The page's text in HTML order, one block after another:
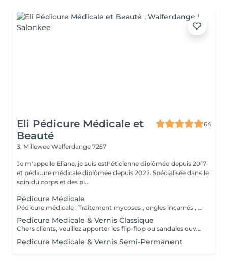
Eli Pédicure Médicale et
Beauté
64
3, Millewee Walferdange 7257
Je m'appelle Eliane, je suis esthéticienne diplômée depuis 2017
et pédicure médicale diplômée depuis 2022. Spécialisée dans le
soin du corps et des pi...
Pédicure Médicale
Pédicure médicale : Traitement mycoses , ongles incarnés , corrections des ongles en plicature , ongles en tuile de provence , en volute, durillons, cors ,callosités, crevasses, pied d'athlète et tous les affections. Le prix varie en fonction du problème.
Pedicure Medicale & Vernis Classique
Chers clients, veuillez apporter les flip-flop ou sandales ouvertes pour pose de verniz classique.
Pedicure Medicale & Vernis Semi-Permanent